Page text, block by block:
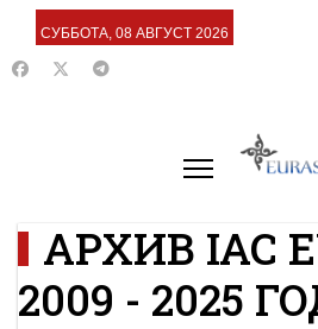
СУББОТА, 08 АВГУСТ 2026
АРХИВ IAC
2009 - 2025